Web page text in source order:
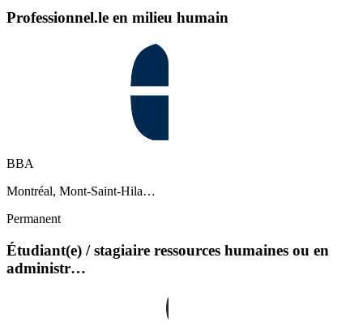
Professionnel.le en milieu humain
BBA
Montréal, Mont-Saint-Hila…
Permanent
Étudiant(e) / stagiaire ressources humaines ou en
administr…